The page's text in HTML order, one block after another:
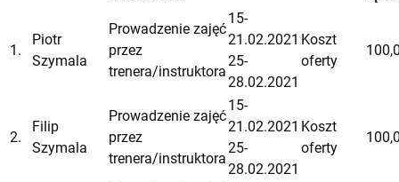
1.
Piotr
Szymala
Prowadzenie zajęć
przez
trenera/instruktora
15-
21.02.2021
25-
28.02.2021
Koszt
oferty
2.
Filip
Szymala
Prowadzenie zajęć
przez
trenera/instruktora
15-
21.02.2021
25-
28.02.2021
Koszt
oferty